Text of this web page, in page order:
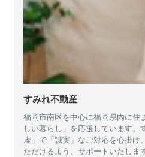
すみれ不動産
福岡市南区を中心に福岡県内に住
しい暮らし」を応援しています。
虚」で「誠実」なご対応を心掛け
ただけるよう、サポートいたしま